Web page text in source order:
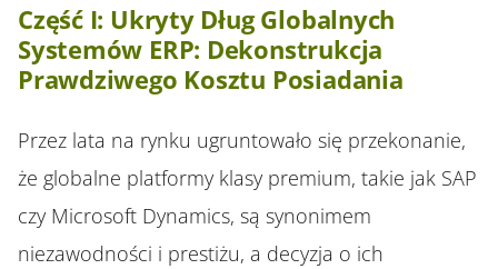
Część I: Ukryty Dług Globalnych
Systemów ERP: Dekonstrukcja
Prawdziwego Kosztu Posiadania
Przez lata na rynku ugruntowało się przekonanie,
że globalne platformy klasy premium, takie jak SAP
czy Microsoft Dynamics, są synonimem
niezawodności i prestiżu, a decyzja o ich